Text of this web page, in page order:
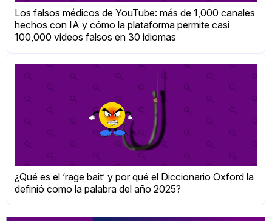
Los falsos médicos de YouTube: más de 1,000 canales
hechos con IA y cómo la plataforma permite casi
100,000 videos falsos en 30 idiomas
¿Qué es el ‘rage bait’ y por qué el Diccionario Oxford la
definió como la palabra del año 2025?